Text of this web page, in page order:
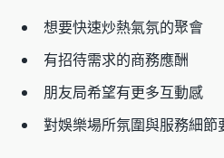
想要快速炒熱氣氛的聚會
有招待需求的商務應酬
朋友局希望有更多互動感
對娛樂場所氛圍與服務細節